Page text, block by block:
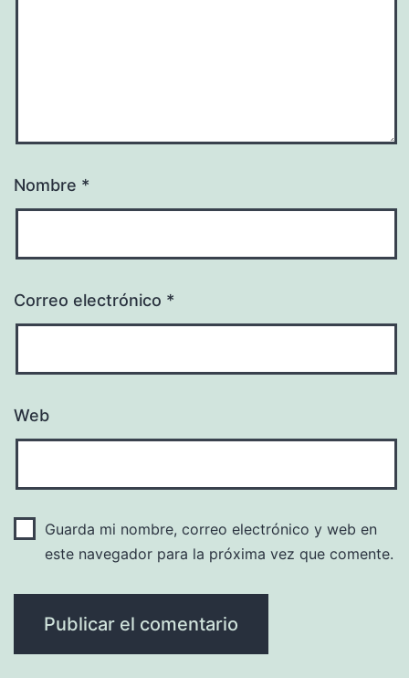
Nombre *
Correo electrónico *
Web
Guarda mi nombre, correo electrónico y web en
este navegador para la próxima vez que comente.